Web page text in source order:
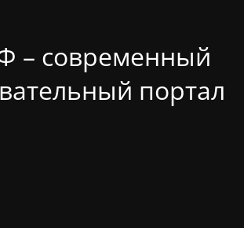
– современный
портал